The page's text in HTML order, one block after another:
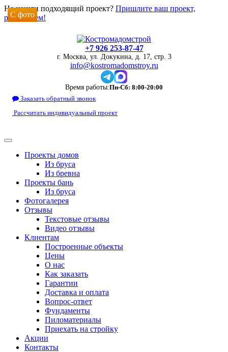
Не нашли подходящий проект? Пришлите ваш проект,
рассчитаем!
+7 926 253-87-47
г. Москва, ул. Докукина, д. 17, стр. 3
info@kostromadomstroy.ru
Время работы:Пн-Сб: 8:00-20:00
Заказать обратный звонок
Рассчитать индивидуальный проект
Проекты домов
Из бруса
Из бревна
Проекты бань
Из бруса
Фотогалерея
Отзывы
Текстовые отзывы
Видео отзывы
Клиентам
Построенные объекты
Цены
О нас
Как заказать
Гарантии
Доставка и оплата
Вопрос-ответ
Фундаменты
Пиломатериалы
Приехать на стройку
Акции
Контакты
С фото